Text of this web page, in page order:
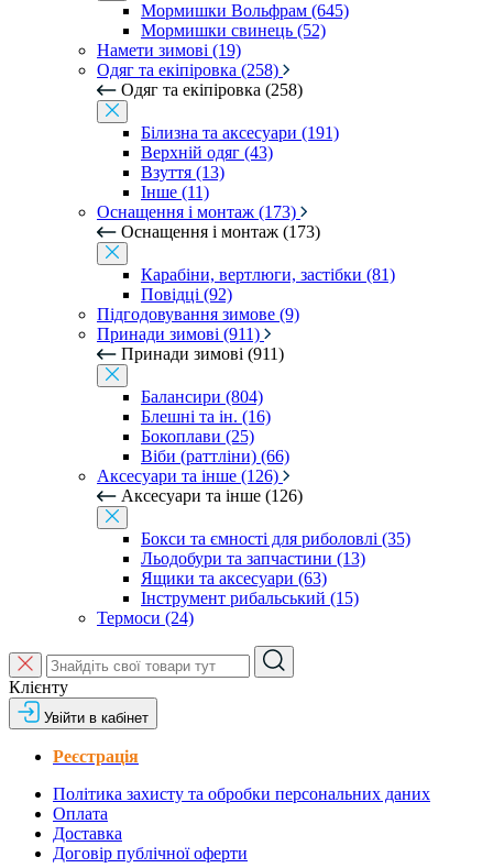
Мормишки Вольфрам (645)
Мормишки свинець (52)
Намети зимові (19)
Одяг та екіпіровка (258)
Одяг та екіпіровка (258)
Білизна та аксесуари (191)
Верхній одяг (43)
Взуття (13)
Інше (11)
Оснащення і монтаж (173)
Оснащення і монтаж (173)
Карабіни, вертлюги, застібки (81)
Повідці (92)
Підгодовування зимове (9)
Принади зимові (911)
Принади зимові (911)
Балансири (804)
Блешні та ін. (16)
Бокоплави (25)
Віби (раттліни) (66)
Аксесуари та інше (126)
Аксесуари та інше (126)
Бокси та ємності для риболовлі (35)
Льодобури та запчастини (13)
Ящики та аксесуари (63)
Інструмент рибальський (15)
Термоси (24)
Клієнту
Увійти в кабінет
Реєстрація
Політика захисту та обробки персональних даних
Оплата
Доставка
Договір публічної оферти